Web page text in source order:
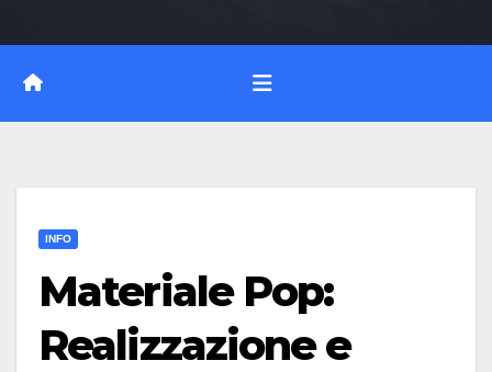
INFO
Materiale Pop:
Realizzazione e